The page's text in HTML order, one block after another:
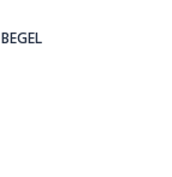
BEGEL